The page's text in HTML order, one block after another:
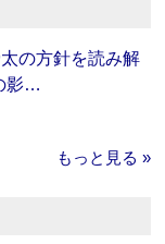
の方針を読み解
影…
もっと見る »